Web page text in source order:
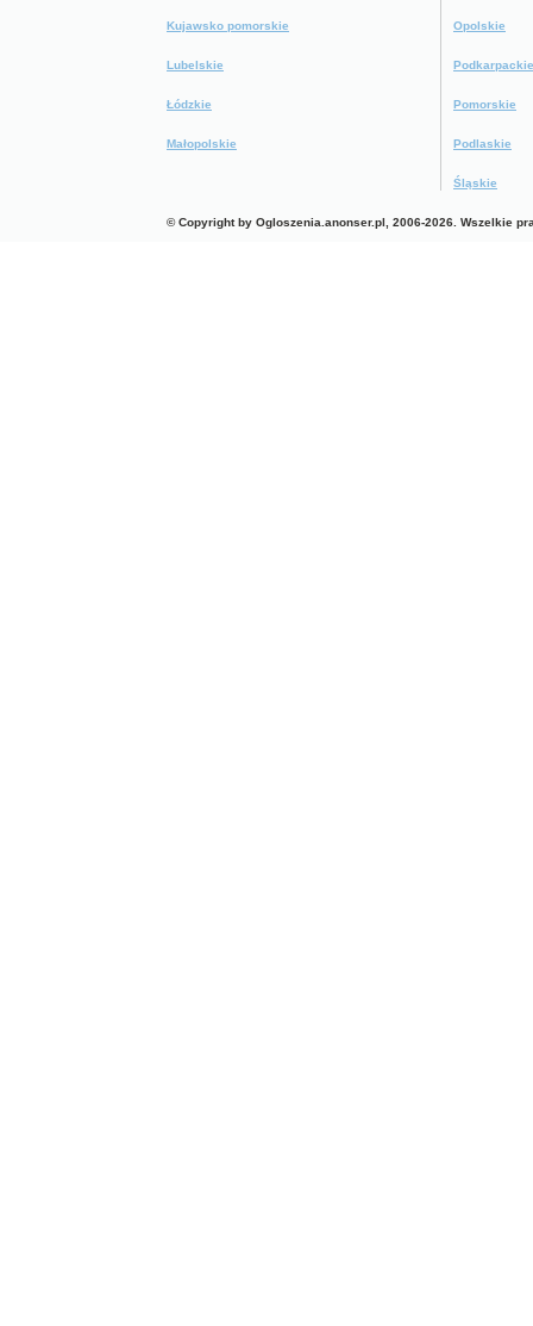
Kujawsko pomorskie
Lubelskie
Łódzkie
Małopolskie
Opolskie
Podkarpackie
Pomorskie
Podlaskie
Śląskie
© Copyright by Ogloszenia.anonser.pl, 2006-2026. Wszelkie